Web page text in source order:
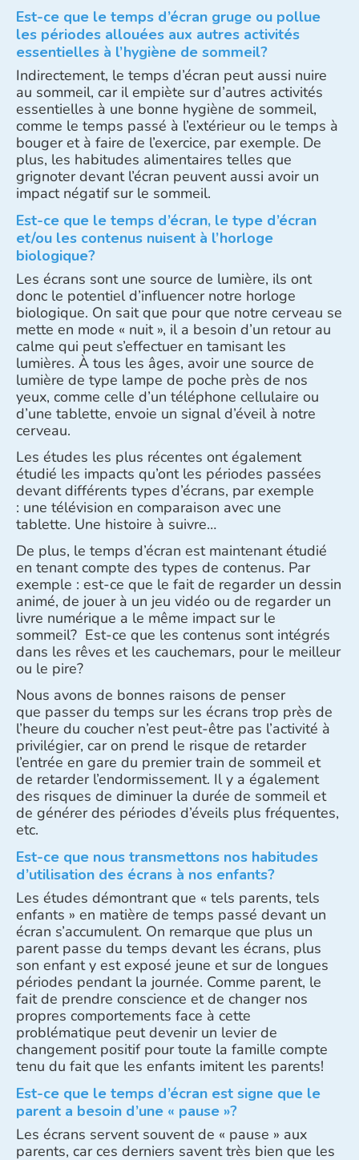
Est-ce que le temps d’écran gruge ou pollue
les périodes allouées aux autres activités
essentielles à l’hygiène de sommeil?
Indirectement, le temps d’écran peut aussi nuire
au sommeil, car il empiète sur d’autres activités
essentielles à une bonne hygiène de sommeil,
comme le temps passé à l’extérieur ou le temps à
bouger et à faire de l’exercice, par exemple. De
plus, les habitudes alimentaires telles que
grignoter devant l’écran peuvent aussi avoir un
impact négatif sur le sommeil.
Est-ce que le temps d’écran, le type d’écran
et/ou les contenus nuisent à l’horloge
biologique?
Les écrans sont une source de lumière, ils ont
donc le potentiel d’influencer notre horloge
biologique. On sait que pour que notre cerveau se
mette en mode « nuit », il a besoin d’un retour au
calme qui peut s’effectuer en tamisant les
lumières. À tous les âges, avoir une source de
lumière de type lampe de poche près de nos
yeux, comme celle d’un téléphone cellulaire ou
d’une tablette, envoie un signal d’éveil à notre
cerveau.
Les études les plus récentes ont également
étudié les impacts qu’ont les périodes passées
devant différents types d’écrans, par exemple
: une télévision en comparaison avec une
tablette. Une histoire à suivre…
De plus, le temps d’écran est maintenant étudié
en tenant compte des types de contenus. Par
exemple : est-ce que le fait de regarder un dessin
animé, de jouer à un jeu vidéo ou de regarder un
livre numérique a le même impact sur le
sommeil? Est-ce que les contenus sont intégrés
dans les rêves et les cauchemars, pour le meilleur
ou le pire?
Nous avons de bonnes raisons de penser
que passer du temps sur les écrans trop près de
l’heure du coucher n’est peut-être pas l’activité à
privilégier, car on prend le risque de retarder
l’entrée en gare du premier train de sommeil et
de retarder l’endormissement. Il y a également
des risques de diminuer la durée de sommeil et
de générer des périodes d’éveils plus fréquentes,
etc.
Est-ce que nous transmettons nos habitudes
d’utilisation des écrans à nos enfants?
Les études démontrant que « tels parents, tels
enfants » en matière de temps passé devant un
écran s’accumulent. On remarque que plus un
parent passe du temps devant les écrans, plus
son enfant y est exposé jeune et sur de longues
périodes pendant la journée. Comme parent, le
fait de prendre conscience et de changer nos
propres comportements face à cette
problématique peut devenir un levier de
changement positif pour toute la famille compte
tenu du fait que les enfants imitent les parents!
Est-ce que le temps d’écran est signe que le
parent a besoin d’une « pause »?
Les écrans servent souvent de « pause » aux
parents, car ces derniers savent très bien que les